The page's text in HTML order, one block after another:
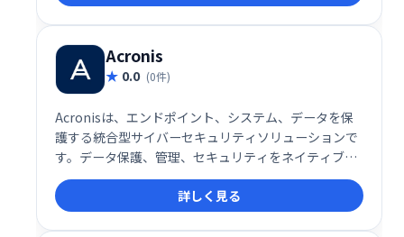
Acronis
0.0 (0件)
Acronisは、エンドポイント、システム、データを保
護する統合型サイバーセキュリティソリューションで
す。データ保護、管理、セキュリティをネイティブに
統合することで、包括的な保護を実現します。高度な
脅威からデータを守り、ビジネスの継続性を確保しま
す。
詳しく見る